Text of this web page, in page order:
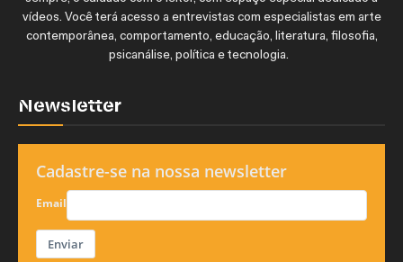
vídeos. Você terá acesso a entrevistas com especialistas em arte
contemporânea, comportamento, educação, literatura, filosofia,
psicanálise, política e tecnologia.
Newsletter
Cadastre-se na nossa newsletter
Email
Enviar